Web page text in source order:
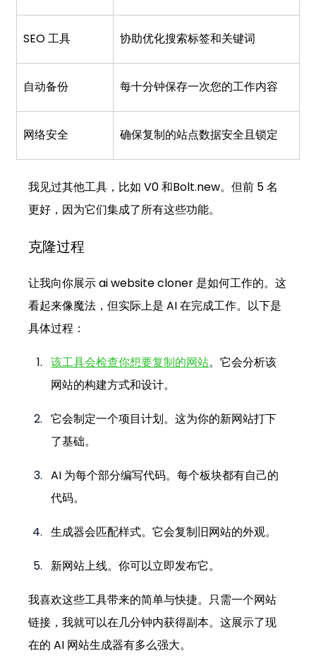
SEO 工具 协助优化搜索标签和关键词
自动备份 每十分钟保存一次您的工作内容
网络安全 确保复制的站点数据安全且锁定
我见过其他工具，比如 V0 和Bolt.new。但前 5 名
更好，因为它们集成了所有这些功能。
克隆过程
让我向你展示 ai website cloner 是如何工作的。这
看起来像魔法，但实际上是 AI 在完成工作。以下是
具体过程：
该工具会检查你想要复制的网站。它会分析该
网站的构建方式和设计。
它会制定一个项目计划。这为你的新网站打下
了基础。
AI 为每个部分编写代码。每个板块都有自己的
代码。
生成器会匹配样式。它会复制旧网站的外观。
新网站上线。你可以立即发布它。
我喜欢这些工具带来的简单与快捷。只需一个网站
链接，我就可以在几分钟内获得副本。这展示了现
在的 AI 网站生成器有多么强大。